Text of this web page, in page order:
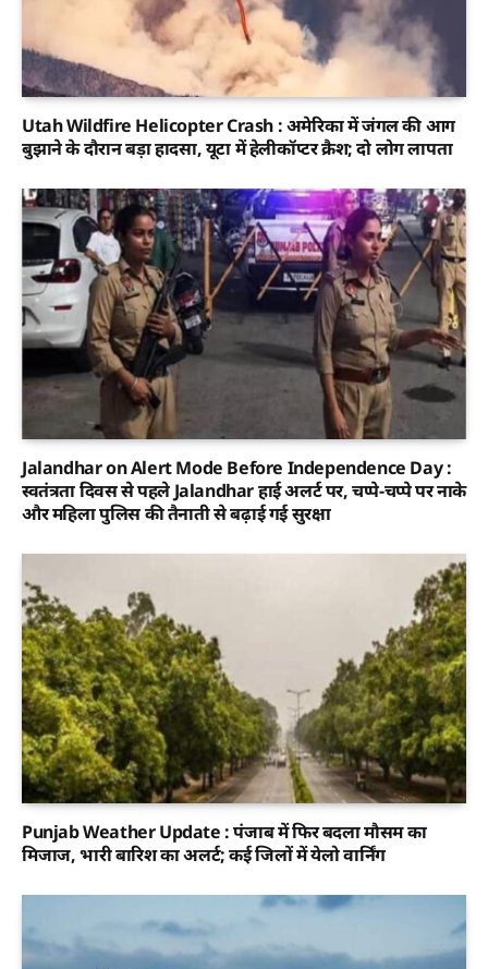
Utah Wildfire Helicopter Crash : अमेरिका में जंगल की आग
बुझाने के दौरान बड़ा हादसा, यूटा में हेलीकॉप्टर क्रैश; दो लोग लापता
Jalandhar on Alert Mode Before Independence Day :
स्वतंत्रता दिवस से पहले Jalandhar हाई अलर्ट पर, चप्पे-चप्पे पर नाके
और महिला पुलिस की तैनाती से बढ़ाई गई सुरक्षा
Punjab Weather Update : पंजाब में फिर बदला मौसम का
मिजाज, भारी बारिश का अलर्ट; कई जिलों में येलो वार्निंग